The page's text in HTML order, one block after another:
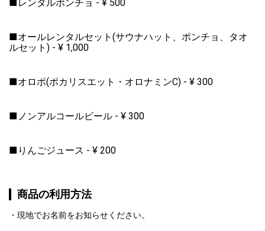
■レンタルポンチョ - ¥ 500
■オールレンタルセット(サウナハット、ポンチョ、タオ
ルセット) - ¥ 1,000
■オロポ(ポカリスエット・オロナミンC) - ¥ 300
■ノンアルコールビール - ¥ 300
■りんごジュース - ¥ 200
商品の利用方法
現地でお名前をお知らせください。